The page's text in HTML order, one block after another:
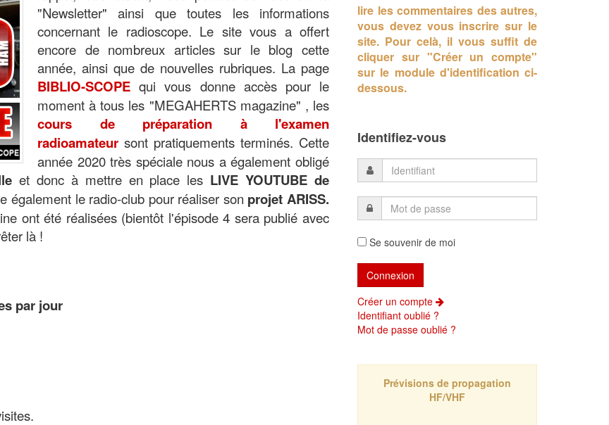
"Newsletter" ainsi que toutes les informations
concernant le radioscope. Le site vous a offert
encore de nombreux articles sur le blog cette
année, ainsi que de nouvelles rubriques. La page
BIBLIO-SCOPE qui vous donne accès pour le
moment à tous les "MEGAHERTS magazine" , les
cours de préparation à l'examen
radioamateur sont pratiquements terminés. Cette
année 2020 très spéciale nous a également obligé
et donc à mettre en place les LIVE YOUTUBE de
également le radio-club pour réaliser son projet ARISS.
ont été réalisées (bientôt l'épisode 4 sera publié avec
là !
par jour
lire les commentaires des autres,
vous devez vous inscrire sur le
site. Pour celà, il vous suffit de
cliquer sur "Créer un compte"
sur le module d'identification ci-
dessous.
Identifiez-vous
Se souvenir de moi
Créer un compte
Identifiant oublié ?
Mot de passe oublié ?
Prévisions de propagation
HF/VHF